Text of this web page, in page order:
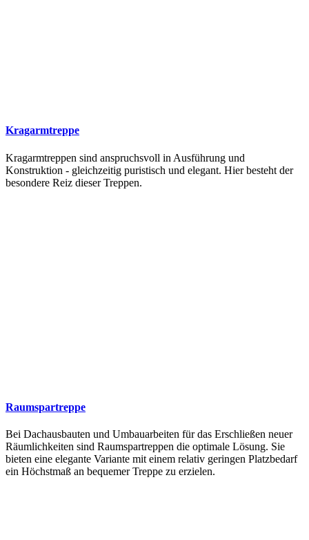
Kragarmtreppe
Kragarmtreppen sind anspruchsvoll in Ausführung und
Konstruktion - gleichzeitig puristisch und elegant. Hier besteht der
besondere Reiz dieser Treppen.
Raumspartreppe
Bei Dachausbauten und Umbauarbeiten für das Erschließen neuer
Räumlichkeiten sind Raumspartreppen die optimale Lösung. Sie
bieten eine elegante Variante mit einem relativ geringen Platzbedarf
ein Höchstmaß an bequemer Treppe zu erzielen.